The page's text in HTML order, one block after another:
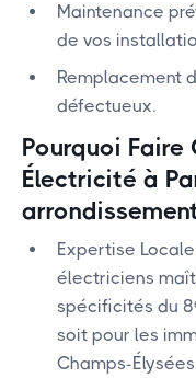
Maintenance
de vos
Remplacement
défectueux.
Pourquoi Faire
Électricité à
Expertise
électriciens
spécificités du
soit pour les
Champs-